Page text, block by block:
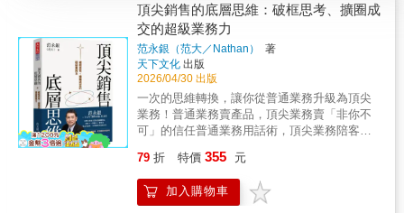
頂尖銷售的底層思維：破框思考、擴圈成
交的超級業務力
范永銀（范大／Nathan）
著
天下文化 出版
2026/04/30 出版
一次的思維轉換，讓你從普通業務升級為頂尖
業務！普通業務賣產品，頂尖業務賣「非你不
可」的信任普通業務用話術，頂尖業務陪客戶
靠可以被客戶量化與驗收的價值普通業務求成
交一次，頂尖業務求長期穩定的合作關係前全
球知名外商總經理范永銀曾和逾百家上市櫃公
79 折 特價 355 元
加入購物車